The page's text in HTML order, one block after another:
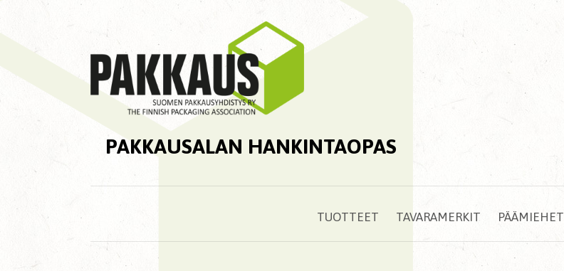
PAKKAUSALAN HANKINTAOPAS
TUOTTEET TAVARAMERKIT PÄÄMIEHET